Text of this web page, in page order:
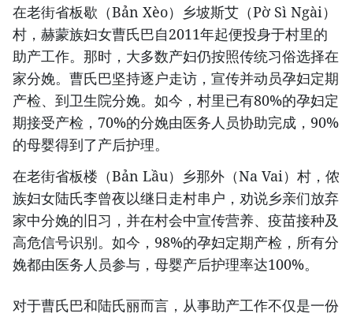
在老街省板歇（Bản Xèo）乡坡斯艾（Pờ Sì Ngài）
村，赫蒙族妇女曹氏巴自2011年起便投身于村里的
助产工作。那时，大多数产妇仍按照传统习俗选择在
家分娩。曹氏巴坚持逐户走访，宣传并动员孕妇定期
产检、到卫生院分娩。如今，村里已有80%的孕妇定
期接受产检，70%的分娩由医务人员协助完成，90%
的母婴得到了产后护理。
在老街省板楼（Bản Lầu）乡那外（Na Vai）村，侬
族妇女陆氏李曾夜以继日走村串户，劝说乡亲们放弃
家中分娩的旧习，并在村会中宣传营养、疫苗接种及
高危信号识别。如今，98%的孕妇定期产检，所有分
娩都由医务人员参与，母婴产后护理率达100%。
对于曹氏巴和陆氏丽而言，从事助产工作不仅是一份